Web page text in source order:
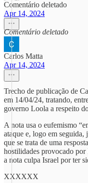
Comentário deletado
Apr 14, 2024
Comentário deletado
Carlos Matta
Apr 14, 2024
Trecho de publicação de
em 14/04/24, tratando,
governo Loola a respeito
A nota usa o eufemismo
ataque e, logo em seguida,
que se trata de uma
hostilidades provocado
a nota culpa Israel por ter
XXXXXX